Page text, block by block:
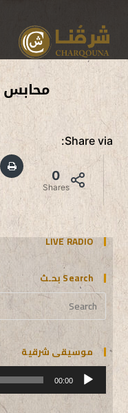
محابس
Share via:
0
Shares
LIVE RADIO
Search بحـث
موسيقى شرقية
مشغل
الصوت 00:00